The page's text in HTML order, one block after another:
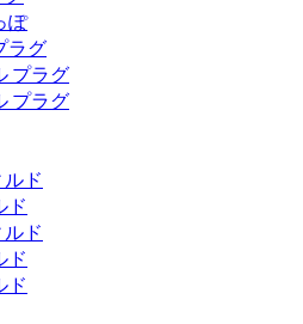
ぽ
ラグ
プラグ
プラグ
ド
ド
ド
ド
ド